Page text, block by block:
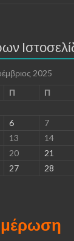
2025
Π Π
6 7
13 14
20 21
27 28